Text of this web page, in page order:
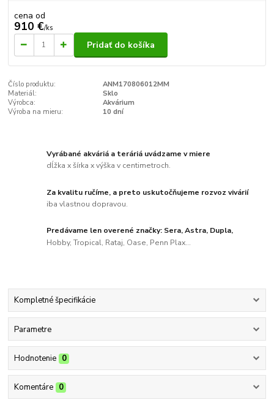
cena od
910 €/ks
Pridať do košíka
Číslo produktu:
ANM170806012MM
Materiál:
Sklo
Výrobca:
Akvárium
Výroba na mieru:
10 dní
Vyrábané akváriá a teráriá uvádzame v miere
dĺžka x šírka x výška v centimetroch.
Za kvalitu ručíme, a preto uskutočňujeme rozvoz vivárií
iba vlastnou dopravou.
Predávame len overené značky: Sera, Astra, Dupla,
Hobby, Tropical, Rataj, Oase, Penn Plax...
Kompletné špecifikácie
Parametre
Hodnotenie 0
Komentáre 0